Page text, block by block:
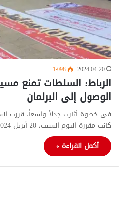
2024-04-20 1٬098
الرباط: السلطات تمنع
الوصول إلى البرلمان
في خطوة أثارت جدلاً واسعاً، قررت
كانت مقررة اليوم السبت، 20 أبريل 2024، دعا إليها الاتحاد…
أكمل القراءة »